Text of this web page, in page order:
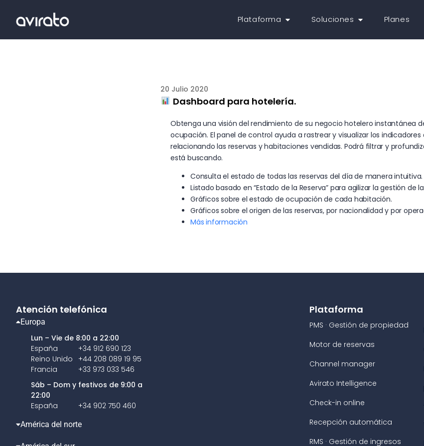
Plataforma Soluciones Planes
20 Julio 2020
Dashboard para hotelería.
Obtenga una visión del rendimiento de su negocio hotelero instantánea
ocupación. El panel de control ayuda a rastrear y visualizar los
relacionando las reservas y habitaciones vendidas. Podrá filtrar y
está buscando.
Consulta el estado de todas las reservas del día de manera intuitiva.
Listado basado en “Estado de la Reserva” para agilizar la gestión de
Gráficos sobre el estado de ocupación de cada habitación.
Gráficos sobre el origen de las reservas, por nacionalidad y por
Más información
Atención telefónica
Europa
Lun – Vie de 8:00 a 22:00
España
+34 912 690 123
Reino Unido
+44 208 089 19 95
Francia
+33 973 033 546
Sáb – Dom y festivos de 9:00 a
22:00
España
+34 902 750 460
América del norte
Plataforma
PMS · Gestión de propiedad
Motor de reservas
Channel manager
Avirato Intelligence
Check-in online
Recepción automática
RMS · Gestión de ingresos